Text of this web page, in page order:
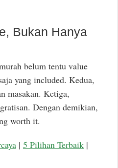
Bukan Hanya
belum tentu value
yang included. Kedua,
masakan. Ketiga,
Dengan demikian,
worth it.
| 5 Pilihan Terbaik |